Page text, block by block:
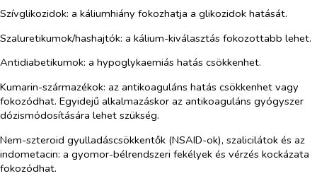
Szívglikozidok: a káliumhiány fokozhatja a glikozidok hatását.
Szaluretikumok/hashajtók: a kálium-kiválasztás fokozottabb lehet.
Antidiabetikumok: a hypoglykaemiás hatás csökkenhet.
Kumarin-származékok: az antikoaguláns hatás csökkenhet vagy
fokozódhat. Egyidejű alkalmazáskor az antikoaguláns gyógyszer
dózismódosítására lehet szükség.
Nem-szteroid gyulladáscsökkentők (NSAID-ok), szalicilátok és az
indometacin: a gyomor-bélrendszeri fekélyek és vérzés kockázata
fokozódhat.